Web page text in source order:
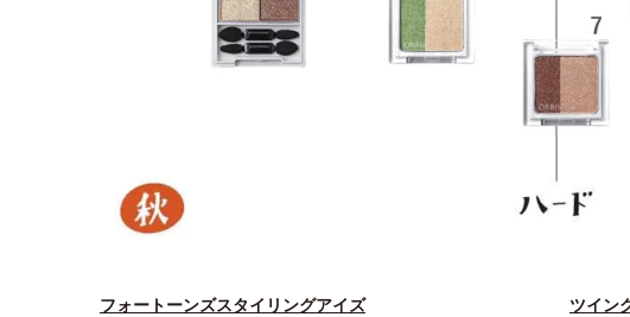
フォートーンズスタイリングアイズ ツイン